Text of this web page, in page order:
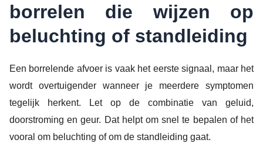
borrelen die wijzen op
beluchting of standleiding
Een borrelende afvoer is vaak het eerste signaal, maar het
wordt overtuigender wanneer je meerdere symptomen
tegelijk herkent. Let op de combinatie van geluid,
doorstroming en geur. Dat helpt om snel te bepalen of het
vooral om beluchting of om de standleiding gaat.